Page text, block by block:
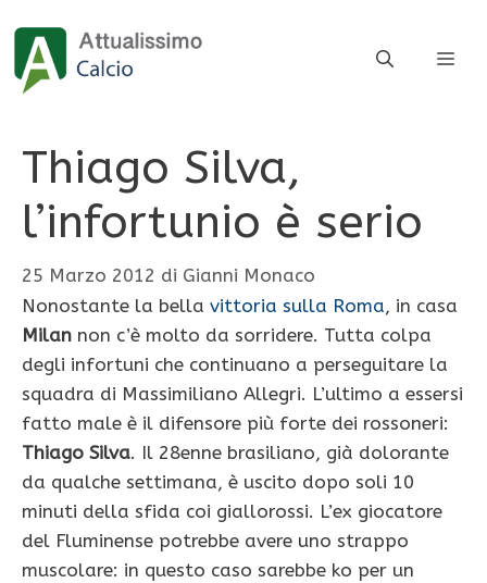
contenuto
Thiago Silva,
l’infortunio è serio
25 Marzo 2012 di Gianni Monaco
Nonostante la bella vittoria sulla Roma, in casa
Milan non c’è molto da sorridere. Tutta colpa
degli infortuni che continuano a perseguitare la
squadra di Massimiliano Allegri. L’ultimo a essersi
fatto male è il difensore più forte dei rossoneri:
Thiago Silva. Il 28enne brasiliano, già dolorante
da qualche settimana, è uscito dopo soli 10
minuti della sfida coi giallorossi. L’ex giocatore
del Fluminense potrebbe avere uno strappo
muscolare: in questo caso sarebbe ko per un